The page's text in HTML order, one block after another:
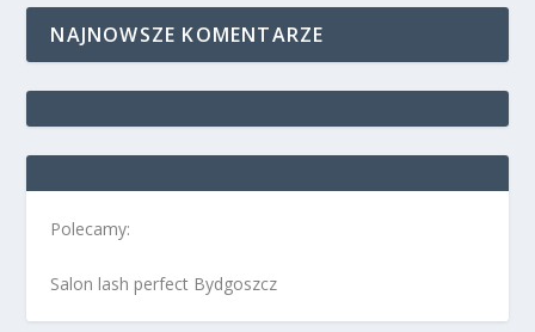
NAJNOWSZE KOMENTARZE
Polecamy:
Salon lash perfect Bydgoszcz